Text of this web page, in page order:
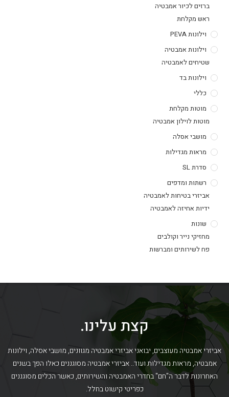
ברזים לכיור אמבטיה
ראש מקלחת
וילונות PEVA
וילונות אמבטיה
שטיחים לאמבטיה
וילונות בד
כללי
מוטות מקלחת
מוטות לוילון אמבטיה
מושבי אסלה
מראות מגדילות
סדרת SL
רשתות ומדפים
אביזרי בטיחות לאמבטיה
ידיות אחיזה לאמבטיה
שונות
מחזיקי נייר וקולבים
פח לשירותים ומברשות
קצת עלינו.
אביזרי אמבטיה מעוצבים, יבואני אביזרי אמבטיה מגוונים, מושבי אסלה, וילונות
אמבטיה, מראות מגדילות ועוד.. אביזרי אמבטיה מסוגננים כאלו הפך בשנים
האחרונות לדבר ה"חם" בחדרי האמבטיה והשירותים, כאשר הכלים מסוגננים
כפריטי קישוט בחלל.